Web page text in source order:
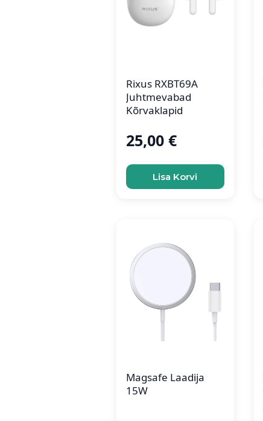
Rixus RXBT69A
Juhtmevabad
Kõrvaklapid
25,00 €
Lisa Korvi
Magsafe Laadija
15W